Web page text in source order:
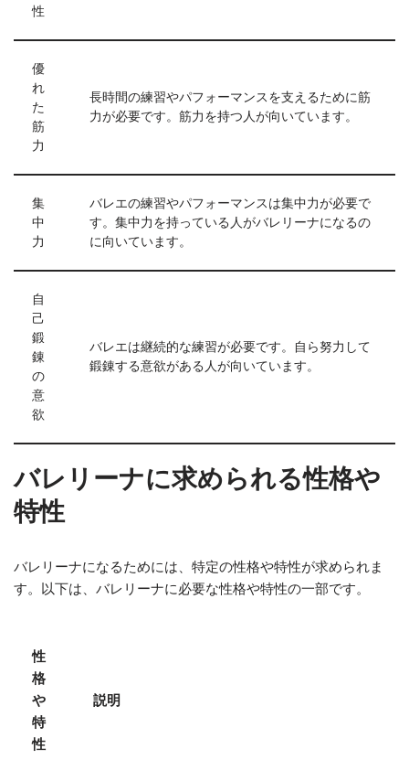
性
優
れ
た
筋
力
長時間の練習やパフォーマンスを支えるために筋
力が必要です。筋力を持つ人が向いています。
集
中
力
バレエの練習やパフォーマンスは集中力が必要で
す。集中力を持っている人がバレリーナになるの
に向いています。
自
己
鍛
錬
の
意
欲
バレエは継続的な練習が必要です。自ら努力して
鍛錬する意欲がある人が向いています。
バレリーナに求められる性格や
特性
バレリーナになるためには、特定の性格や特性が求められま
す。以下は、バレリーナに必要な性格や特性の一部です。
性
格
や
特
性
説明